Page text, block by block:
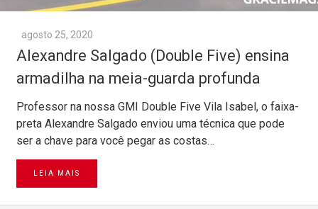
agosto 25, 2020
Alexandre Salgado (Double Five) ensina
armadilha na meia-guarda profunda
Professor na nossa GMI Double Five Vila Isabel, o faixa-
preta Alexandre Salgado enviou uma técnica que pode
ser a chave para você pegar as costas…
LEIA MAIS